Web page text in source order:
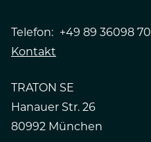
Telefon: +49 89 36098 70
Kontakt
TRATON SE
Hanauer Str. 26
80992 München